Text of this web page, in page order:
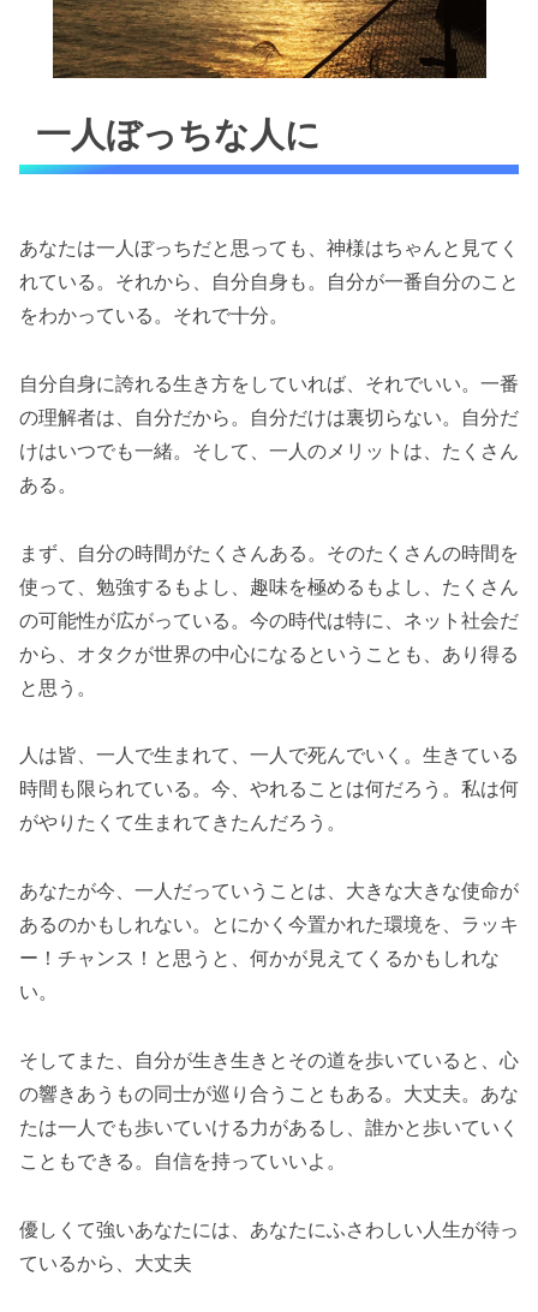
一人ぼっちな人に
あなたは一人ぼっちだと思っても、神様はちゃんと見てく
れている。それから、自分自身も。自分が一番自分のこと
をわかっている。それで十分。
自分自身に誇れる生き方をしていれば、それでいい。一番
の理解者は、自分だから。自分だけは裏切らない。自分だ
けはいつでも一緒。そして、一人のメリットは、たくさん
ある。
まず、自分の時間がたくさんある。そのたくさんの時間を
使って、勉強するもよし、趣味を極めるもよし、たくさん
の可能性が広がっている。今の時代は特に、ネット社会だ
から、オタクが世界の中心になるということも、あり得る
と思う。
人は皆、一人で生まれて、一人で死んでいく。生きている
時間も限られている。今、やれることは何だろう。私は何
がやりたくて生まれてきたんだろう。
あなたが今、一人だっていうことは、大きな大きな使命が
あるのかもしれない。とにかく今置かれた環境を、ラッキ
ー！チャンス！と思うと、何かが見えてくるかもしれな
い。
そしてまた、自分が生き生きとその道を歩いていると、心
の響きあうもの同士が巡り合うこともある。大丈夫。あな
たは一人でも歩いていける力があるし、誰かと歩いていく
こともできる。自信を持っていいよ。
優しくて強いあなたには、あなたにふさわしい人生が待っ
ているから、大丈夫